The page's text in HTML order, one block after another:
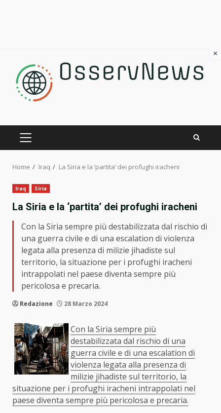
content
PRIMARY
MENU
Home Iraq La Siria e la ‘partita’ dei profughi iracheni
Iraq Siria
La Siria e la ‘partita’ dei profughi iracheni
Con la Siria sempre più destabilizzata dal rischio di
una guerra civile e di una escalation di violenza
legata alla presenza di milizie jihadiste sul
territorio, la situazione per i profughi iracheni
intrappolati nel paese diventa sempre più
pericolosa e precaria.
Redazione 28 Marzo 2024
Con la Siria sempre più
destabilizzata dal rischio di una
guerra civile e di una escalation di
violenza legata alla presenza di
milizie jihadiste sul territorio, la
situazione per i profughi iracheni intrappolati nel
paese diventa sempre più pericolosa e precaria.
×